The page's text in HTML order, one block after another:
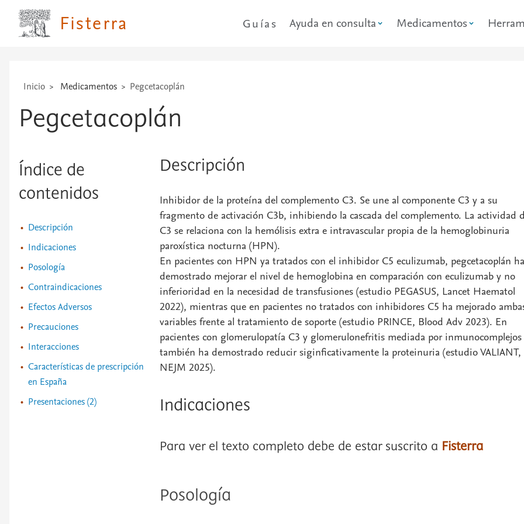
Fisterra Guías Ayuda en consulta Medicamentos
Inicio Medicamentos Pegcetacoplán
Pegcetacoplán
Índice de
contenidos
Descripción
Indicaciones
Posología
Contraindicaciones
Efectos Adversos
Precauciones
Interacciones
Características de prescripción
en España
Presentaciones (2)
Descripción
Inhibidor de la proteína del complemento C3. Se une al componente C3 y a su
fragmento de activación C3b, inhibiendo la cascada del complemento. La actividad
C3 se relaciona con la hemólisis extra e intravascular propia de la hemoglobinuria
paroxística nocturna (HPN).
En pacientes con HPN ya tratados con el inhibidor C5 eculizumab, pegcetacoplán ha
demostrado mejorar el nivel de hemoglobina en comparación con eculizumab y no
inferioridad en la necesidad de transfusiones (estudio PEGASUS, Lancet Haematol
2022), mientras que en pacientes no tratados con inhibidores C5 ha mejorado
variables frente al tratamiento de soporte (estudio PRINCE, Blood Adv 2023). En
pacientes con glomerulopatía C3 y glomerulonefritis mediada por inmunocomplejos
también ha demostrado reducir siginficativamente la proteinuria (estudio VALIANT,
NEJM 2025).
Indicaciones
Para ver el texto completo debe de estar suscrito a Fisterra
Posología